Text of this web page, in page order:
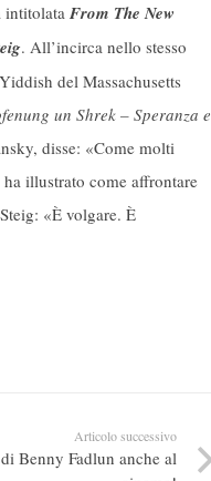
intitolata From The New
. All’incirca nello stesso
del Massachusetts
un Shrek – Speranza e
disse: «Come molti
illustrato come affrontare
«È volgare. È
Articolo successivo
Benny Fadlun anche al